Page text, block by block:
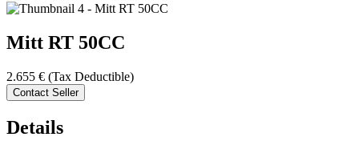
Mitt RT 50CC
2.655 € (Tax Deductible)
Contact Seller
Details